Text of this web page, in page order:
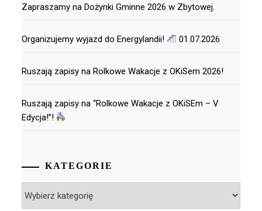
Zapraszamy na Dożynki Gminne 2026 w Zbytowej.
Organizujemy wyjazd do Energylandii! 01.07.2026
Ruszają zapisy na Rolkowe Wakacje z OKiSem 2026!
Ruszają zapisy na “Rolkowe Wakacje z OKiSEm – V
Edycja!”!
KATEGORIE